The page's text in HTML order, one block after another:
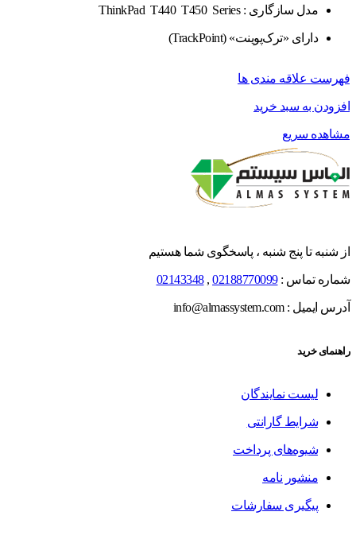
مدل سازگاری :ThinkPad T440 T450 Series
دارای «ترک‌پوینت» (TrackPoint)
فهرست علاقه مندی ها
افزودن به سبد خرید
مشاهده سریع
از شنبه تا پنج شنبه ، پاسخگوی شما هستیم
شماره تماس :02188770099
,
02143348
آدرس ایمیل : info@almassystem.com
راهنمای خرید
لیست نمایندگان
شرایط گارانتی
شیوه‌های پرداخت
منشور نامه
پیگیری سفارشات